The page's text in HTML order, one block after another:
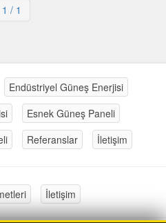
1 / 1
Endüstriyel Güneş Enerjisi
Esnek Güneş Paneli
Referanslar İletişim
İletişim